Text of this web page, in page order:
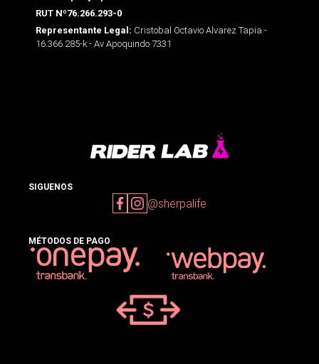
RUT Nº76.266.293-0
Representante Legal: Cristobal Octavio Alvarez Tapia -
16.366.285-k - Av Apoquindo 7331
SIGUENOS
@sherpalife
MÉTODOS DE PAGO